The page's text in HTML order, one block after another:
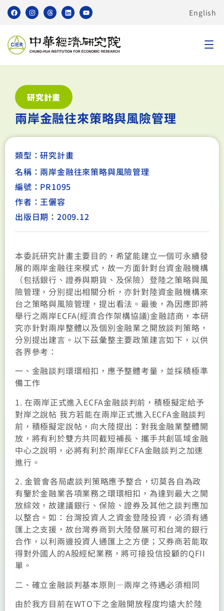
English
研究計畫
兩岸金融往來策略與風險管理
類型：研究計畫
名稱：兩岸金融往來策略與風險管理
編號：PR1095
作者：王儷容
出版日期：2009.12
本委託研究計畫主要目的，希望能建立一個可永續發
展的兩岸金融往來模式，故一方面針對台資金融機構
（包括銀行、證券與期貨、及保險）登陸之策略與風
險管理，分別提出相關分析，亦針對陸資金融機構來
台之策略與風險管理，提出看法。最後，為因應即將
舉行之兩岸ECFA(經濟合作架構協議)金融諮商，本研
究亦針對兩岸整體以及個別金融業之開放談判策略，
分別提出建言。以下茲彙整主要政策建言如下，以供
各界參考：
一、金融談判環環相扣，應予整體考量，並採積極準
備工作
1. 在兩岸正式進入ECFA金融談判前，積極擬定給予
對岸之說帖 我方若能在兩岸正式進入ECFA金融談判
前，積極擬定說帖，向大陸提出：對我金融業整體開
放，將有利於雙方共同截短補長、攜手共創區域金融
中心之說明，必將有利於兩岸ECFA金融談判之加速
進行。
2. 金管會各局處談判策略應予整合，切莫各自為政
有鑒於金融業各項業務之環環相扣，為達到最大之開
放綜效，故建議銀行、保險、證券及其他之談判應加
以整合。如：台灣投資人之資金登陸投資，必須有通
匯上之支援，故台灣券商到大陸發展可和台灣的銀行
合作，以利兩邊投資人通匯上之方便；又券商若能取
得對外國人的A股經紀業務，將可接投信投顧的QFII
單。
二、確立金融談判基本原則—兩岸之待遇必須相同
由於我方目前在WTO下之金融開放程度均遠大於陸